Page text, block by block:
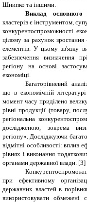
Шнипко та іншими.
Виклад основного
кластерів є інструментом,
конкурентоспроможності
цілому за рахунок зростання
елементів. У цьому зв'язку
забезпечення визначення
регіону на основі
економіці.
Багаторівневий
що в економічній
момент часу приділено
рівні продукції (товару,
регіональна
дослідженою, зокрема
регіону». Досліджуючи
відмітні особливості: вплив
рівнях і виконання
органами державної влади. [3]
при ефективному
державних властей в
використовувати обмежені